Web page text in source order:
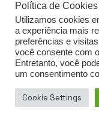
Política de Cookies
Utilizamos cookies
a experiência mais
preferências e
você consente com
Entretanto, você
um consentimento
Cookie Settings